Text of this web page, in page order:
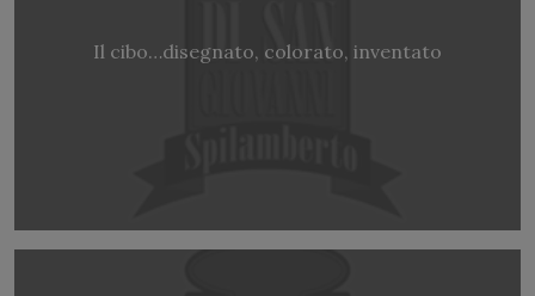
Il cibo…disegnato, colorato, inventato